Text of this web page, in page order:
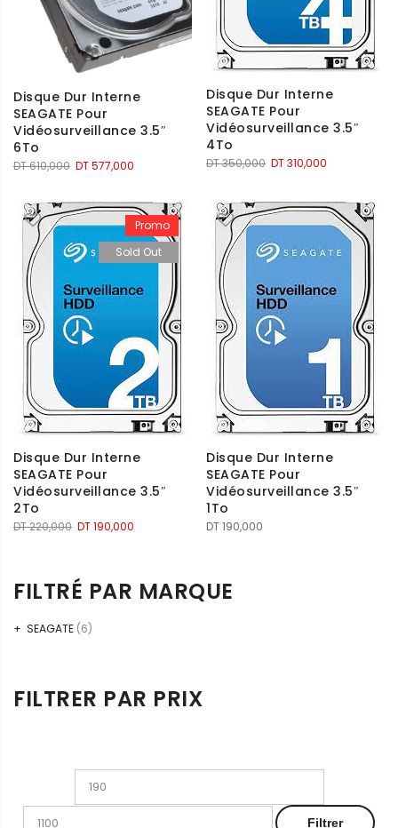
Disque Dur Interne
SEAGATE Pour
Vidéosurveillance 3.5″
6To
DT610,000 Le
initial
était :
DT 610,000.
DT577,000
actuel
est :
DT 577,000.
Disque Dur Interne
SEAGATE Pour
Vidéosurveillance 3.5″
4To
DT350,000 Le
initial
était :
DT 350,000.
DT310,000
actuel
est :
DT 310,000.
Promo
Sold Out
Disque Dur Interne
SEAGATE Pour
Vidéosurveillance 3.5″
2To
DT220,000 Le
était :
DT 220,000.
DT190,000
est :
DT 190,000.
Disque Dur Interne
SEAGATE Pour
Vidéosurveillance 3.5″
1To
DT190,000
FILTRÉ PAR MARQUE
SEAGATE (6)
FILTRER PAR PRIX
Filtrer